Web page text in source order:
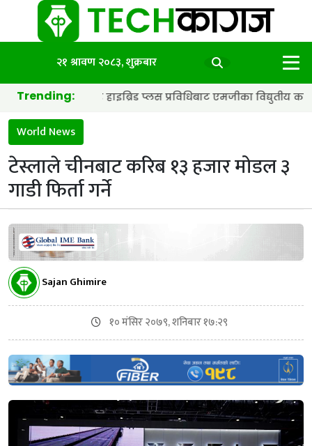
२१ श्रावण २०८३, शुक्रबार
Trending:
ब्याट्री र हाइब्रिड प्लस प्रविधिबाट एमजीका विद्युतीय कार अझ छिटा
World News
टेस्लाले चीनबाट करिब १३ हजार मोडल ३
गाडी फिर्ता गर्ने
Sajan Ghimire
१० मंसिर २०७९, शनिबार १७:२९